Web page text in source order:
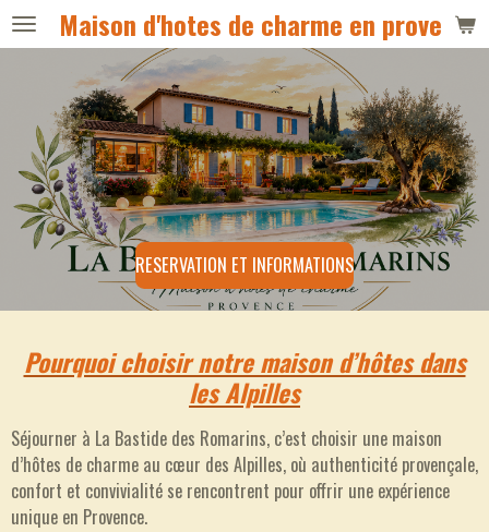
Passer
au
principal
Maison d'hotes de charme en provence
RESERVATION ET INFORMATIONS
Pourquoi choisir notre maison d’hôtes dans
les Alpilles
Séjourner à La Bastide des Romarins, c’est choisir une maison
d’hôtes de charme au cœur des Alpilles, où authenticité provençale,
confort et convivialité se rencontrent pour offrir une expérience
unique en Provence.